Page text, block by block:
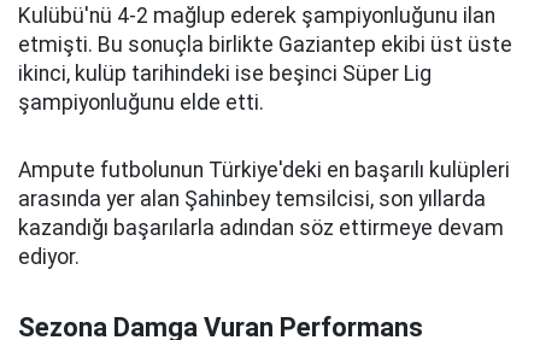
Kulübü'nü 4-2 mağlup ederek şampiyonluğunu ilan
etmişti. Bu sonuçla birlikte Gaziantep ekibi üst üste
ikinci, kulüp tarihindeki ise beşinci Süper Lig
şampiyonluğunu elde etti.
Ampute futbolunun Türkiye'deki en başarılı kulüpleri
arasında yer alan Şahinbey temsilcisi, son yıllarda
kazandığı başarılarla adından söz ettirmeye devam
ediyor.
Sezona Damga Vuran Performans